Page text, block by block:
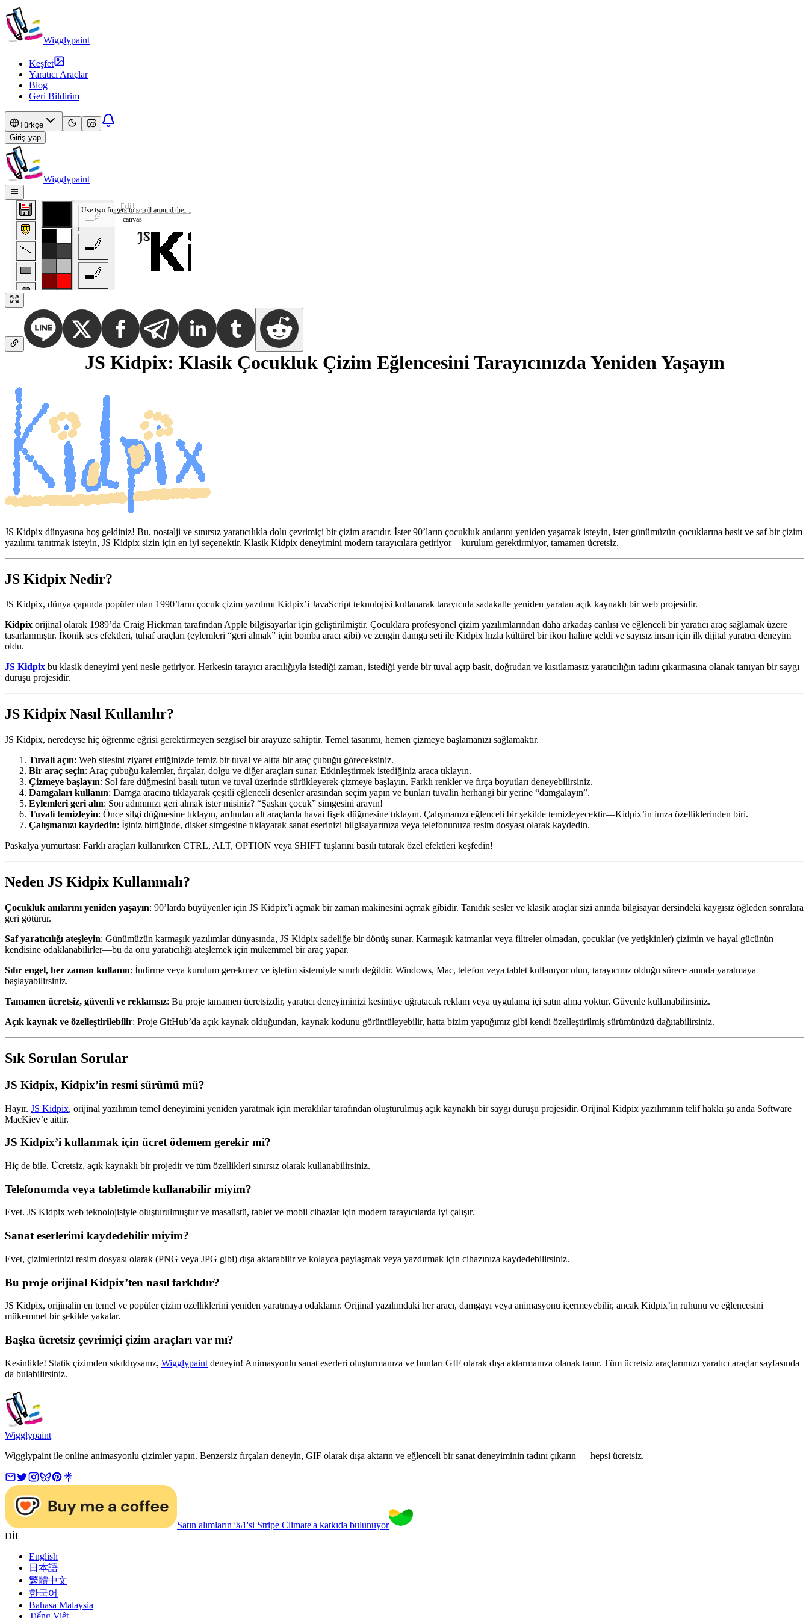
Wigglypaint
Keşfet
Yaratıcı Araçlar
Blog
Geri Bildirim
Türkçe
Giriş yap
Wigglypaint
JS Kidpix: Klasik Çocukluk Çizim Eğlencesini Tarayıcınızda Yeniden Yaşayın
JS Kidpix dünyasına hoş geldiniz! Bu, nostalji ve sınırsız yaratıcılıkla dolu çevrimiçi bir çizim aracıdır. İster 90’ların çocukluk anılarını yeniden yaşamak isteyin, ister günümüzün çocuklarına basit ve saf bir çizim
yazılımı tanıtmak isteyin, JS Kidpix sizin için en iyi seçenektir. Klasik Kidpix deneyimini modern tarayıcılara getiriyor—kurulum gerektirmiyor, tamamen ücretsiz.
JS Kidpix Nedir?
JS Kidpix, dünya çapında popüler olan 1990’ların çocuk çizim yazılımı Kidpix’i JavaScript teknolojisi kullanarak tarayıcıda sadakatle yeniden yaratan açık kaynaklı bir web projesidir.
Kidpix orijinal olarak 1989’da Craig Hickman tarafından Apple bilgisayarlar için geliştirilmiştir. Çocuklara profesyonel çizim yazılımlarından daha arkadaş canlısı ve eğlenceli bir yaratıcı araç sağlamak üzere
tasarlanmıştır. İkonik ses efektleri, tuhaf araçları (eylemleri “geri almak” için bomba aracı gibi) ve zengin damga seti ile Kidpix hızla kültürel bir ikon haline geldi ve sayısız insan için ilk dijital yaratıcı deneyim
oldu.
JS Kidpix bu klasik deneyimi yeni nesle getiriyor. Herkesin tarayıcı aracılığıyla istediği zaman, istediği yerde bir tuval açıp basit, doğrudan ve kısıtlamasız yaratıcılığın tadını çıkarmasına olanak tanıyan bir saygı
duruşu projesidir.
JS Kidpix Nasıl Kullanılır?
JS Kidpix, neredeyse hiç öğrenme eğrisi gerektirmeyen sezgisel bir arayüze sahiptir. Temel tasarımı, hemen çizmeye başlamanızı sağlamaktır.
Tuvali açın: Web sitesini ziyaret ettiğinizde temiz bir tuval ve altta bir araç çubuğu göreceksiniz.
Bir araç seçin: Araç çubuğu kalemler, fırçalar, dolgu ve diğer araçları sunar. Etkinleştirmek istediğiniz araca tıklayın.
Çizmeye başlayın: Sol fare düğmesini basılı tutun ve tuval üzerinde sürükleyerek çizmeye başlayın. Farklı renkler ve fırça boyutları deneyebilirsiniz.
Damgaları kullanın: Damga aracına tıklayarak çeşitli eğlenceli desenler arasından seçim yapın ve bunları tuvalin herhangi bir yerine “damgalayın”.
Eylemleri geri alın: Son adımınızı geri almak ister misiniz? “Şaşkın çocuk” simgesini arayın!
Tuvali temizleyin: Önce silgi düğmesine tıklayın, ardından alt araçlarda havai fişek düğmesine tıklayın. Çalışmanızı eğlenceli bir şekilde temizleyecektir—Kidpix’in imza özelliklerinden biri.
Çalışmanızı kaydedin: İşiniz bittiğinde, disket simgesine tıklayarak sanat eserinizi bilgisayarınıza veya telefonunuza resim dosyası olarak kaydedin.
Paskalya yumurtası: Farklı araçları kullanırken CTRL, ALT, OPTION veya SHIFT tuşlarını basılı tutarak özel efektleri keşfedin!
Neden JS Kidpix Kullanmalı?
Çocukluk anılarını yeniden yaşayın: 90’larda büyüyenler için JS Kidpix’i açmak bir zaman makinesini açmak gibidir. Tanıdık sesler ve klasik araçlar sizi anında bilgisayar dersindeki kaygısız öğleden sonralara
geri götürür.
Saf yaratıcılığı ateşleyin: Günümüzün karmaşık yazılımlar dünyasında, JS Kidpix sadeliğe bir dönüş sunar. Karmaşık katmanlar veya filtreler olmadan, çocuklar (ve yetişkinler) çizimin ve hayal gücünün
kendisine odaklanabilirler—bu da onu yaratıcılığı ateşlemek için mükemmel bir araç yapar.
Sıfır engel, her zaman kullanın: İndirme veya kurulum gerekmez ve işletim sistemiyle sınırlı değildir. Windows, Mac, telefon veya tablet kullanıyor olun, tarayıcınız olduğu sürece anında yaratmaya
başlayabilirsiniz.
Tamamen ücretsiz, güvenli ve reklamsız: Bu proje tamamen ücretsizdir, yaratıcı deneyiminizi kesintiye uğratacak reklam veya uygulama içi satın alma yoktur. Güvenle kullanabilirsiniz.
Açık kaynak ve özelleştirilebilir: Proje GitHub’da açık kaynak olduğundan, kaynak kodunu görüntüleyebilir, hatta bizim yaptığımız gibi kendi özelleştirilmiş sürümünüzü dağıtabilirsiniz.
Sık Sorulan Sorular
JS Kidpix, Kidpix’in resmi sürümü mü?
Hayır. JS Kidpix, orijinal yazılımın temel deneyimini yeniden yaratmak için meraklılar tarafından oluşturulmuş açık kaynaklı bir saygı duruşu projesidir. Orijinal Kidpix yazılımının telif hakkı şu anda Software
MacKiev’e aittir.
JS Kidpix’i kullanmak için ücret ödemem gerekir mi?
Hiç de bile. Ücretsiz, açık kaynaklı bir projedir ve tüm özellikleri sınırsız olarak kullanabilirsiniz.
Telefonumda veya tabletimde kullanabilir miyim?
Evet. JS Kidpix web teknolojisiyle oluşturulmuştur ve masaüstü, tablet ve mobil cihazlar için modern tarayıcılarda iyi çalışır.
Sanat eserlerimi kaydedebilir miyim?
Evet, çizimlerinizi resim dosyası olarak (PNG veya JPG gibi) dışa aktarabilir ve kolayca paylaşmak veya yazdırmak için cihazınıza kaydedebilirsiniz.
Bu proje orijinal Kidpix’ten nasıl farklıdır?
JS Kidpix, orijinalin en temel ve popüler çizim özelliklerini yeniden yaratmaya odaklanır. Orijinal yazılımdaki her aracı, damgayı veya animasyonu içermeyebilir, ancak Kidpix’in ruhunu ve eğlencesini
mükemmel bir şekilde yakalar.
Başka ücretsiz çevrimiçi çizim araçları var mı?
Kesinlikle! Statik çizimden sıkıldıysanız, Wigglypaint deneyin! Animasyonlu sanat eserleri oluşturmanıza ve bunları GIF olarak dışa aktarmanıza olanak tanır. Tüm ücretsiz araçlarımızı yaratıcı araçlar sayfasında
da bulabilirsiniz.
Wigglypaint
Wigglypaint ile online animasyonlu çizimler yapın. Benzersiz fırçaları deneyin, GIF olarak dışa aktarın ve eğlenceli bir sanat deneyiminin tadını çıkarın — hepsi ücretsiz.
Satın alımların %1'si Stripe Climate'a katkıda bulunuyor
DİL
English
日本語
繁體中文
한국어
Bahasa Malaysia
Tiếng Việt